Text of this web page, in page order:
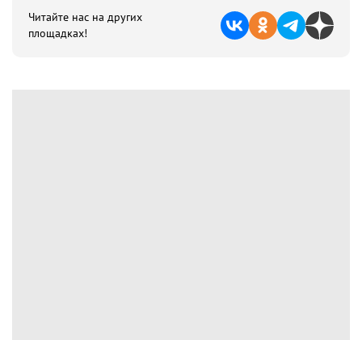
Читайте нас на других
площадках!